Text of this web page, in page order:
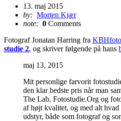
13. maj 2015
by: Morten Kjær
note: 0 Comments
Fotograf Jonatan Harring fra
studie 2, og skriver følgende på hans
maj 13, 2015
Mit personlige farvorit
den klar bedste pris når man
The Lab, Fotostudie.Org og
af højt kvalitet, og med alt hvad
udstyr, både som fotograf og